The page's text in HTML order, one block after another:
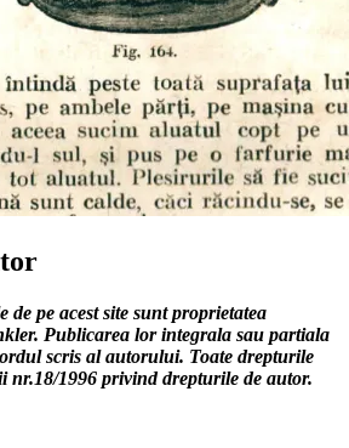
de pe acest site sunt proprietatea
Publicarea lor integrala sau partiala
scris al autorului. Toate drepturile
nr.18/1996 privind drepturile de autor.